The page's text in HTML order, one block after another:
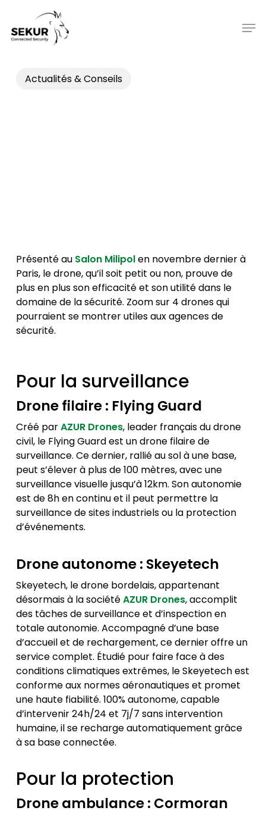
main
Actualités & Conseils
Présenté au Salon Milipolen novembre dernier à
Paris, le drone, qu’il soit petit ou non, prouve de
plus en plus son efficacité et son utilité dans le
domaine de la sécurité. Zoom sur 4 drones qui
pourraient se montrer utiles aux agences de
sécurité.
Pour la surveillance
Drone filaire : Flying Guard
Créé parAZUR Drones, leader français du drone
civil, le Flying Guard est un drone filaire de
surveillance. Ce dernier, rallié au sol à une base,
peut s’élever à plus de 100 mètres, avec une
surveillance visuelle jusqu’à 12km. Son autonomie
est de 8h en continu et il peut permettre la
surveillance de sites industriels ou la protection
d’événements.
Drone autonome : Skeyetech
Skeyetech, le drone bordelais, appartenant
désormais à la sociétéAZUR Drones, accomplit
des tâches de surveillance et d’inspection en
totale autonomie. Accompagné d’une base
d’accueil et de rechargement, ce dernier offre un
service complet. Étudié pour faire face à des
conditions climatiques extrêmes, le Skeyetech est
conforme aux normes aéronautiques et promet
une haute fiabilité. 100% autonome, capable
d’intervenir 24h/24 et 7j/7 sans intervention
humaine, il se recharge automatiquement grâce
à sa base connectée.
Pour la protection
Drone ambulance : Cormoran